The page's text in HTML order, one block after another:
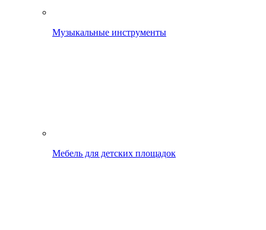
Музыкальные инструменты
Мебель для детских площадок